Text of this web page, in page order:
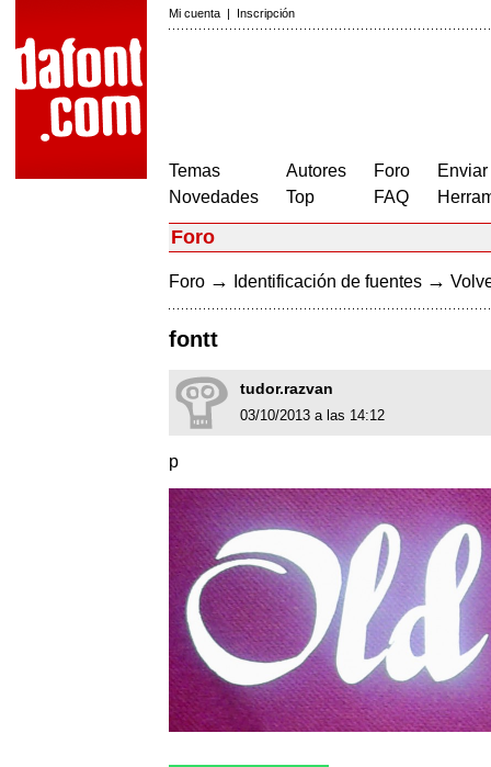
Mi cuenta | Inscripción
Temas
Novedades
Autores
Top
Foro
FAQ
Foro
Foro → Identificación de fuentes →
fontt
tudor.razvan
03/10/2013 a las 14:12
p